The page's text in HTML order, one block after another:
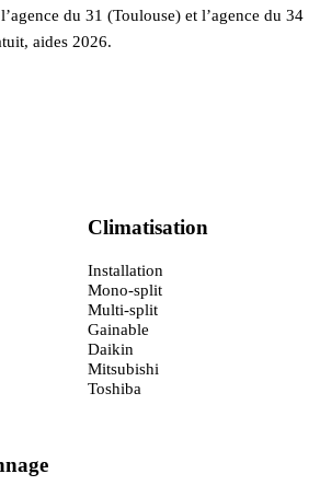
du 31 (Toulouse) et l’agence du 34
aides 2026.
Climatisation
Installation
Mono-split
Multi-split
Gainable
Daikin
Mitsubishi
Toshiba